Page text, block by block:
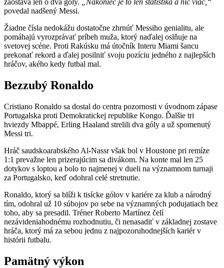
zaostáva len o dva góly.
„Nakoniec je to len štatistika a nič viac,“
povedal nadšený Messi.
Žiadne čísla nedokážu dostatočne zhrnúť Messiho genialitu, ale
pomáhajú vyrozprávať príbeh muža, ktorý naďalej oslňuje na
svetovej scéne. Proti Rakúsku má útočník Interu Miami šancu
prekonať rekord a ďalej posilniť svoju pozíciu jedného z najlepších
hráčov, akého kedy futbal mal.
Bezzubý Ronaldo
Cristiano Ronaldo sa dostal do centra pozornosti v úvodnom zápase
Portugalska proti Demokratickej republike Kongo. Ďalšie tri
hviezdy Mbappé, Erling Haaland strelili dva góly a už spomenutý
Messi tri.
Hráč saudskoarabského Al-Nassr však bol v Houstone pri remíze
1:1 prevažne len prizerajúcim sa divákom. Na konte mal len 25
dotykov s loptou a bolo to najmenej v dueli na významnom turnaji
za Portugalsko, keď odohral celé stretnutie.
Ronaldo, ktorý sa blíži k tisícke gólov v kariére za klub a národný
tím, odohral už 10 súbojov po sebe na významných podujatiach bez
toho, aby sa presadil. Tréner Roberto Martínez čelí
nezávideniahodnému rozhodnutiu, či nenasadiť v základnej zostave
hráča, ktorý má za sebou jednu z najpozoruhodnejších kariér v
histórii futbalu.
Pamätný výkon